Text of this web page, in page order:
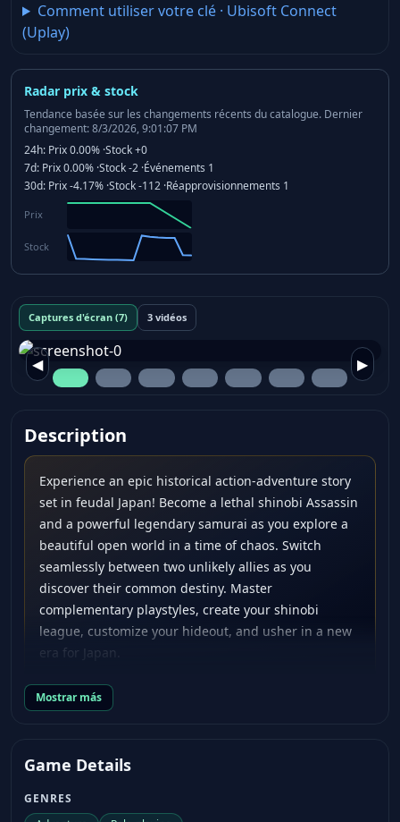
Radar prix & stock
Tendance basée sur les changements récents du catalogue. Dernier
changement: 8/3/2026, 9:01:07 PM
24h: Prix0.00% ·Stock+0
7d: Prix0.00% ·Stock-2 ·Événements 1
30d: Prix-4.17% ·Stock-112 ·Réapprovisionnements 1
Prix
Stock
Captures d'écran (7) 3 vidéos
◀ ▶
Description
Experience an epic historical action-adventure story
set in feudal Japan! Become a lethal shinobi Assassin
and a powerful legendary samurai as you explore a
beautiful open world in a time of chaos. Switch
seamlessly between two unlikely allies as you
discover their common destiny. Master
complementary playstyles, create your shinobi
league, customize your hideout, and usher in a new
era for Japan.
Mostrar más
Game Details
GENRES
Comment utiliser votre clé· Ubisoft Connect
(Uplay)